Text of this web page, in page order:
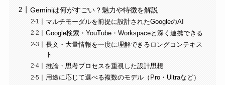
Geminiは何がすごい？魅力や特徴を解説
マルチモーダルを前提に設計されたGoogleのAI
Google検索・YouTube・Workspaceと深く連携できる
長文・大量情報を一度に理解できるロングコンテキス
ト
推論・思考プロセスを重視した設計思想
用途に応じて選べる複数のモデル（Pro・Ultraなど）